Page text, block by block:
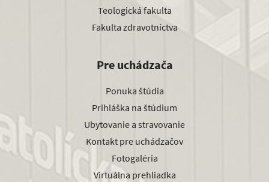
Teologická fakulta
Fakulta zdravotníctva
Pre uchádzača
Ponuka štúdia
Prihláška na štúdium
Ubytovanie a stravovanie
Kontakt pre uchádzačov
Fotogaléria
Virtuálna prehliadka